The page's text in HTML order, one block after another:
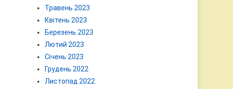
Травень 2023
Квітень 2023
Березень 2023
Лютий 2023
Січень 2023
Грудень 2022
Листопад 2022